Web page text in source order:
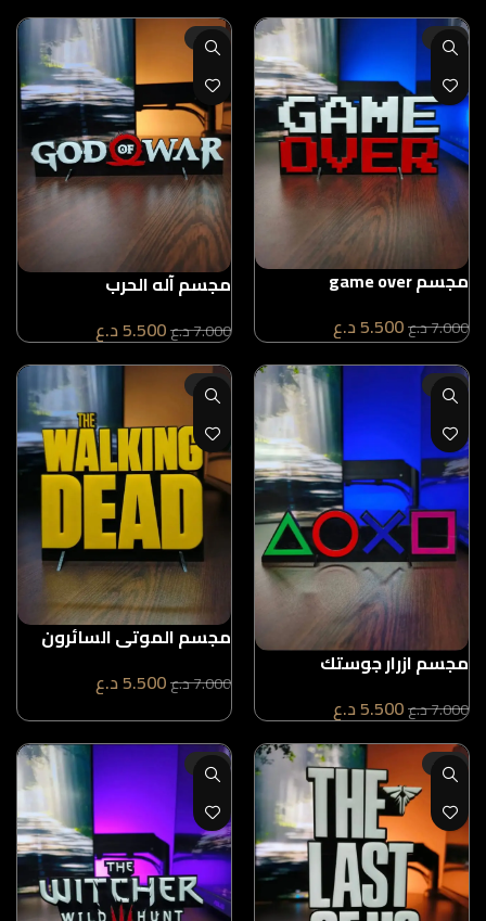
-21%
مجسم game over
7.000د.ع5.500د.ع
-21%
مجسم آله الحرب
7.000د.ع5.500د.ع
-21%
مجسم ازرار جوستك
7.000د.ع5.500د.ع
-21%
مجسم الموتى السائرون
7.000د.ع5.500د.ع
-21%
-21%